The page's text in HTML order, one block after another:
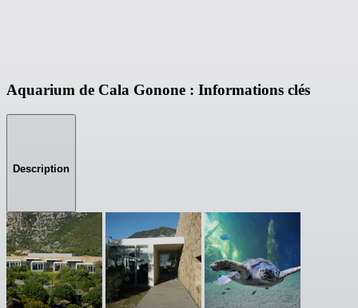
Aquarium de Cala Gonone : Informations clés
Description